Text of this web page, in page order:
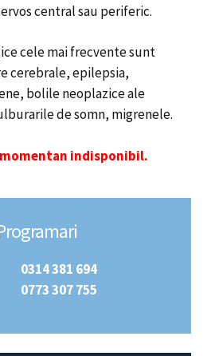
central sau periferic.
cele mai frecvente sunt
cerebrale, epilepsia,
bolile neoplazice ale
de somn, migrenele.
indisponibil.
0314 381 694
0773 307 755